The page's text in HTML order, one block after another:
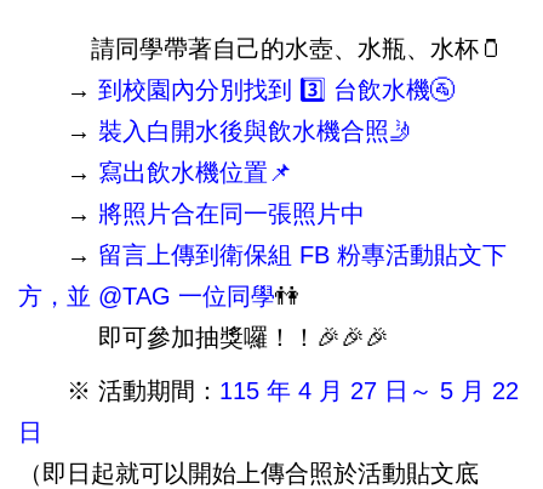
請同學帶著自己的水壺、水瓶、水杯🫙
→ 到校園內分別找到 3️⃣ 台飲水機🚰
→ 裝入白開水後與飲水機合照🤳
→ 寫出飲水機位置📌
→ 將照片合在同一張照片中
→ 留言上傳到衛保組 FB 粉專活動貼文下
方，並 @TAG 一位同學👫
即可參加抽獎囉！！🎉🎉🎉
※ 活動期間： 115 年 4 月 27 日～ 5 月 22
日
（即日起就可以開始上傳合照於活動貼文底